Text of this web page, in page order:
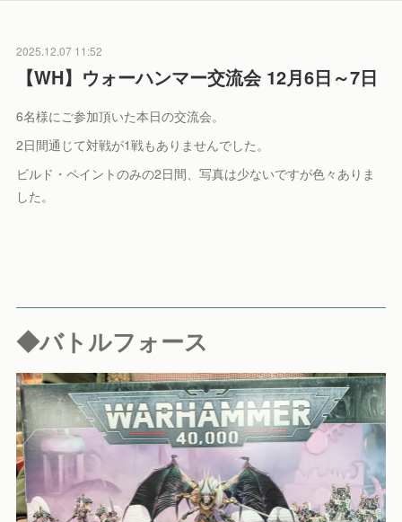
2025.12.07 11:52
【WH】ウォーハンマー交流会 12月6日～7日
6名様にご参加頂いた本日の交流会。
2日間通じて対戦が1戦もありませんでした。
ビルド・ペイントのみの2日間、写真は少ないですが色々ありま
した。
◆バトルフォース